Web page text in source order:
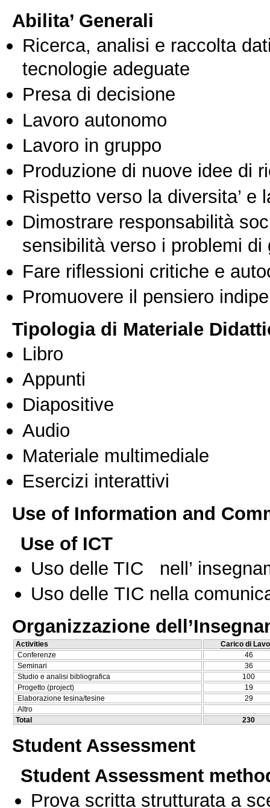
Abilita’ Generali
Ricerca, analisi e raccolta
tecnologie adeguate
Presa di decisione
Lavoro autonomo
Lavoro in gruppo
Produzione di nuove idee di
Rispetto verso la diversita’ e
Dimostrare responsabilità
sensibilità verso i problemi di
Fare riflessioni critiche e
Promuovere il pensiero
Tipologia di Materiale
Libro
Appunti
Diapositive
Audio
Materiale multimediale
Esercizi interattivi
Use of Information and
Use of ICT
Uso delle TIC nell’
Uso delle TIC nella
Organizzazione
Activities
Carico di
Conferenze
46
Seminari
36
Studio e analisi bibliografica
100
Progetto (project)
19
Elaborazione tesina/tesine
29
Altro
Total
230
Student Assessment
Student Assessment
Prova scritta strutturata a